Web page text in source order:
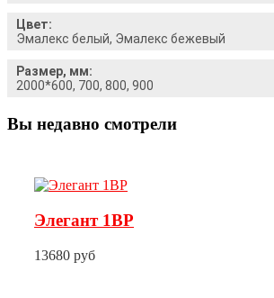
Цвет:
Эмалекс белый, Эмалекс бежевый
Размер, мм:
2000*600, 700, 800, 900
Вы недавно смотрели
Элегант 1BP
13680 руб